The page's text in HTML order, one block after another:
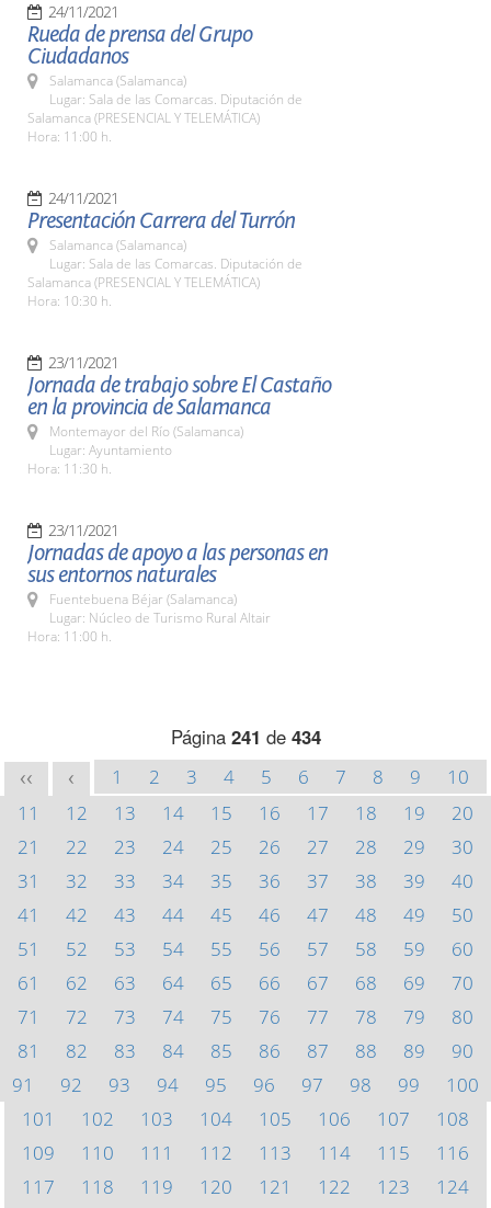
24/11/2021
Rueda de prensa del Grupo
Ciudadanos
Salamanca (Salamanca)
Lugar: Sala de las Comarcas. Diputación de
Salamanca (PRESENCIAL Y TELEMÁTICA)
Hora: 11:00 h.
24/11/2021
Presentación Carrera del Turrón
Salamanca (Salamanca)
Lugar: Sala de las Comarcas. Diputación de
Salamanca (PRESENCIAL Y TELEMÁTICA)
Hora: 10:30 h.
23/11/2021
Jornada de trabajo sobre El Castaño
en la provincia de Salamanca
Montemayor del Río (Salamanca)
Lugar: Ayuntamiento
Hora: 11:30 h.
23/11/2021
Jornadas de apoyo a las personas en
sus entornos naturales
Fuentebuena Béjar (Salamanca)
Lugar: Núcleo de Turismo Rural Altair
Hora: 11:00 h.
Página 241 de 434
<< < 1 2 3 4 5 6 7 8 9
10
11
12 13 14 15 16 17 18 19
20
21
22 23 24 25 26 27 28 29
30
31
32 33 34 35 36 37 38 39
40
41
42 43 44 45 46 47 48 49
50
51
52 53 54 55 56 57 58 59
60
61
62 63 64 65 66 67 68 69
70
71
72 73 74 75 76 77 78 79
80
81
82 83 84 85 86 87 88 89
90
91
92 93 94 95 96 97 98 99
100
101
102 103 104 105 106 107
108
109
110 111 112 113 114 115
116
117
118 119 120 121 122 123
124